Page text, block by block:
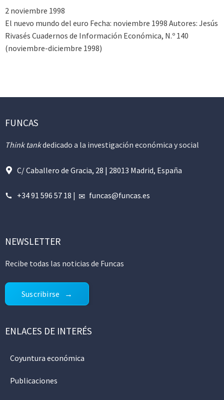
2 noviembre 1998
El nuevo mundo del euro Fecha: noviembre 1998 Autores: Jesús
Rivasés Cuadernos de Información Económica, N.º 140
(noviembre-diciembre 1998)
FUNCAS
Think tankdedicado a la investigación económica y social
C/ Caballero de Gracia, 28 | 28013 Madrid, España
+34 91 596 57 18 | funcas@funcas.es
NEWSLETTER
Recibe todas las noticias de Funcas
Suscribirse
ENLACES DE INTERÉS
Coyuntura económica
Publicaciones